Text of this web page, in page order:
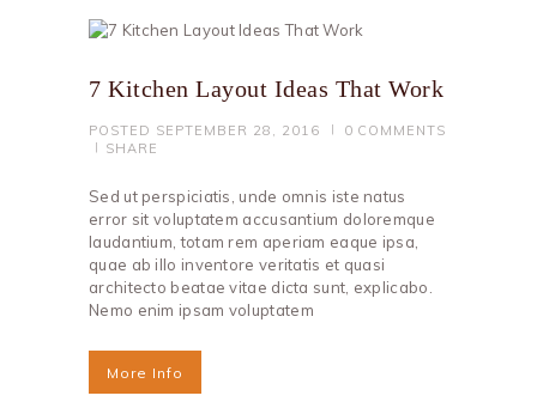
7 Kitchen Layout Ideas That Work
POSTED SEPTEMBER 28, 2016 0 COMMENTS
SHARE
Sed ut perspiciatis, unde omnis iste natus
error sit voluptatem accusantium doloremque
laudantium, totam rem aperiam eaque ipsa,
quae ab illo inventore veritatis et quasi
architecto beatae vitae dicta sunt, explicabo.
Nemo enim ipsam voluptatem
More Info